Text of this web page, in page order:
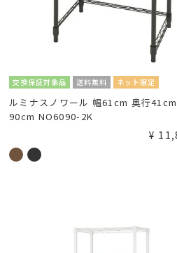
交換保証対象品 送料無料 ネット限定
ルミナスノワール 幅61cm 奥行
90cm NO6090-2K
¥